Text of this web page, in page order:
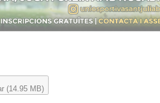
(14.95 MB)